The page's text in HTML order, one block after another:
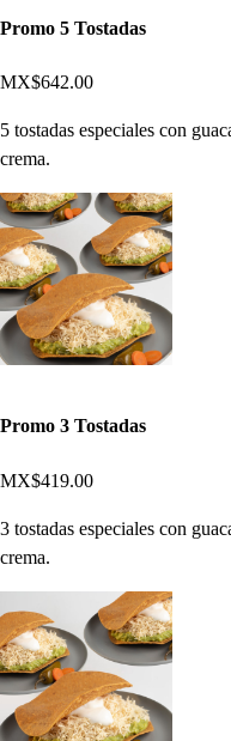
Promo 5 Tostadas
MX$642.00
5 tostadas especiales con
crema.
Promo 3 Tostadas
MX$419.00
3 tostadas especiales con
crema.